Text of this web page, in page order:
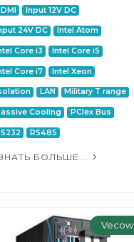
Input 12V DC
24V DC Intel Atom
Core i3 Intel Core i5
Core i7 Intel Xeon
LAN Military T range
Cooling PCIex Bus
RS485
БОЛЬШЕ...
Vecow